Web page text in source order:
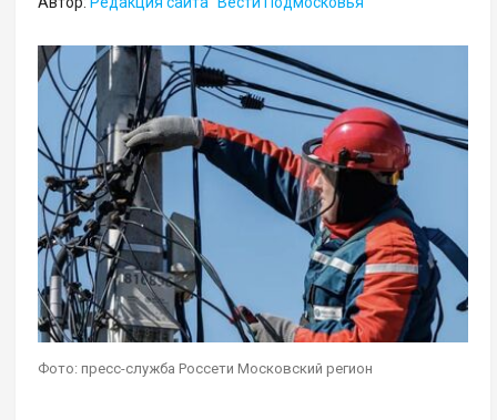
Фото: пресс-служба Россети Московский регион